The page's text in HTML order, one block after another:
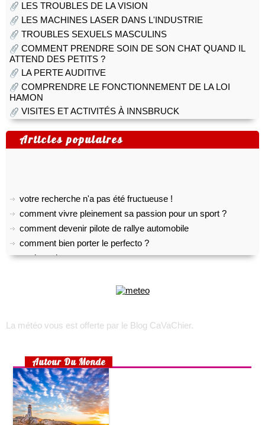
LES TROUBLES DE LA VISION
LES MACHINES LASER DANS L'INDUSTRIE
TROUBLES SEXUELS MASCULINS
COMMENT PRENDRE SOIN DE SON CHAT QUAND IL
ATTEND DES PETITS ?
LA PERTE AUDITIVE
COMPRENDRE LE FONCTIONNEMENT DE LA LOI
HAMON
VISITES ET ACTIVITÉS À INNSBRUCK
Articles populaires
votre recherche n'a pas été fructueuse !
comment vivre pleinement sa passion pour un sport ?
comment devenir pilote de rallye automobile
comment bien porter le perfecto ?
pratiquer le yoga
choisir son appareil photo numérique
trek : comment faire pour recruter une équipe locale ?
rhumatisme, arthrose ou arthrite ?
choisir un lit pour son bébé
préparer un lit douillet pour son bébé
aménager une chambre d’enfant pour 2 enfants
la maison écologique
La météo vous est offerte par le Blog CaVaChier.
Autour Du Monde